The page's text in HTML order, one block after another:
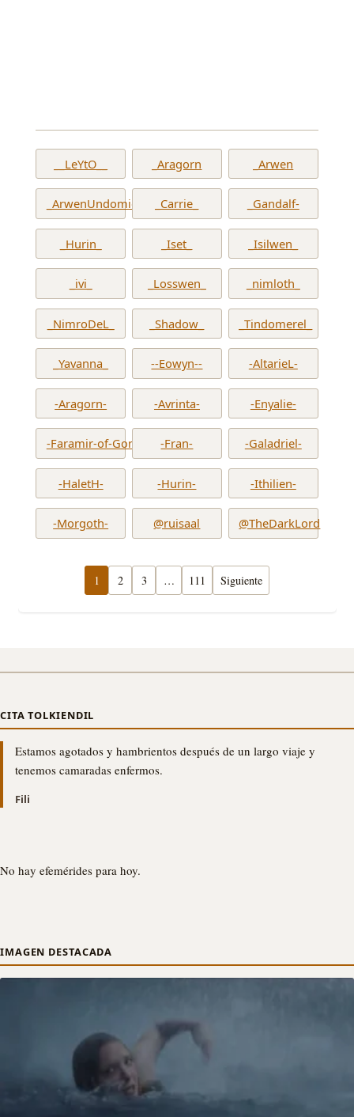
__LeYtO__ _Aragorn _Arwen
_ArwenUndomiel_ _Carrie_ _Gandalf-
_Hurin_ _Iset_ _Isilwen_
_ivi_ _Losswen_ _nimloth_
_NimroDeL_ _Shadow_ _Tindomerel_
_Yavanna_ --Eowyn-- -AltarieL-
-Aragorn- -Avrinta- -Enyalie-
-Faramir-of-Gondor- -Fran- -Galadriel-
-HaletH- -Hurin- -Ithilien-
-Morgoth- @ruisaal @TheDarkLord
1 2 3 … 111 Siguiente
CITA TOLKIENDIL
Estamos agotados y hambrientos después de un largo viaje y
tenemos camaradas enfermos.
Fili
No hay efemérides para hoy.
IMAGEN DESTACADA